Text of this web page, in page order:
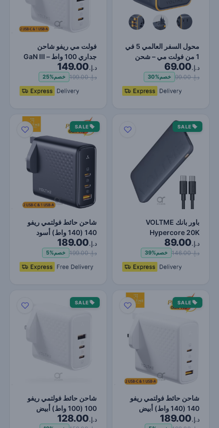
محول السفر العالمي 5 في
1 من فولت مي – شحن
سريع 20 واط PD بمنفذي…
د.إ.69.00
د.إ. 99.00 خصم30%
فولت مي ريفو شاحن
جداري 100 واط GaN III –
ش…
د.إ.149.00
د.إ. 199.00 خصم25%
SALE
باور بانك VOLTME
Hypercore 20K
Ultrathin 20000mAh
PD+QC 22.5W 1…
د.إ.89.00
د.إ. 146.00 خصم39%
SALE
شاحن حائط فولتمي ريفو
140 (140 واط) أسود
د.إ.189.00
د.إ. 199.00 خصم5%
SALE
شاحن حائط فولتمي ريفو
140 (140 واط) أبيض
د.إ.189.00
SALE
شاحن حائط فولتمي ريفو
100 (100 واط) أبيض
د.إ.128.00